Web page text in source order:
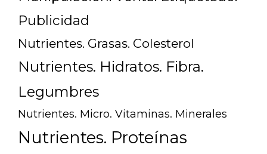
Publicidad
Nutrientes. Grasas. Colesterol
Nutrientes. Hidratos. Fibra.
Legumbres
Nutrientes. Micro. Vitaminas. Minerales
Nutrientes. Proteínas